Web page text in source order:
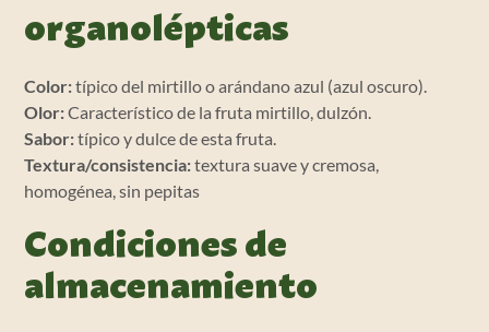
organolépticas
Color:típico del mirtillo o arándano azul (azul oscuro).
Olor:Característico de la fruta mirtillo, dulzón.
Sabor:típico y dulce de esta fruta.
Textura/consistencia:textura suave y cremosa,
homogénea, sin pepitas
Condiciones de
almacenamiento